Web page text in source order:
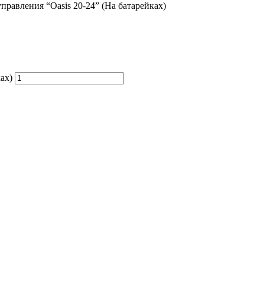
“Oasis 20-24” (На батарейках)